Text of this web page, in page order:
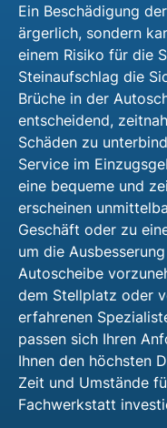
Ein Beschädigung
ärgerlich, sondern
einem Risiko für die
Steinaufschlag die
Brüche in der
entscheidend,
Schäden zu
Service im
eine bequeme und
erscheinen
Geschäft oder zu
um die
Autoscheibe
dem Stellplatz oder
erfahrenen
passen sich Ihren
Ihnen den höchsten
Zeit und Umstände
Fachwerkstatt